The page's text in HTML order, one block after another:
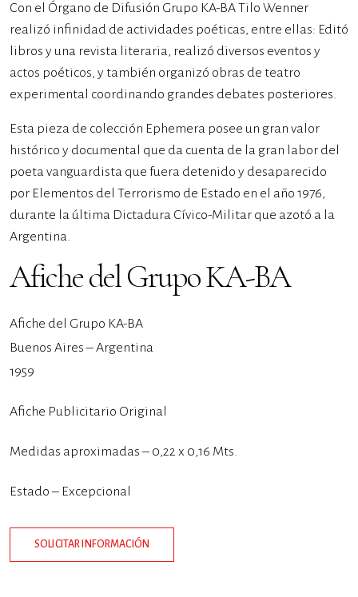
Con el Órgano de Difusión Grupo KA-BA Tilo Wenner
realizó infinidad de actividades poéticas, entre ellas: Editó
libros y una revista literaria, realizó diversos eventos y
actos poéticos, y también organizó obras de teatro
experimental coordinando grandes debates posteriores.
Esta pieza de colección Ephemera posee un gran valor
histórico y documental que da cuenta de la gran labor del
poeta vanguardista que fuera detenido y desaparecido
por Elementos del Terrorismo de Estado en el año 1976,
durante la última Dictadura Cívico-Militar que azotó a la
Argentina.
Afiche del Grupo KA-BA
Afiche del Grupo KA-BA
Buenos Aires – Argentina
1959
Afiche Publicitario Original
Medidas aproximadas – 0,22 x 0,16 Mts.
Estado – Excepcional
SOLICITAR INFORMACIÓN